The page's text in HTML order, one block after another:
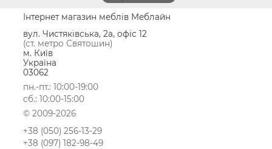
Інтернет магазин меблів Меблайн
вул. Чистяківська, 2а, офіс 12
(ст. метро Святошин)
м. Київ
Україна
03062
пн.-пт.: 10:00-19:00
сб.: 10:00-15:00
© 2009-2026
+38 (050) 256-13-29
+38 (097) 182-98-49